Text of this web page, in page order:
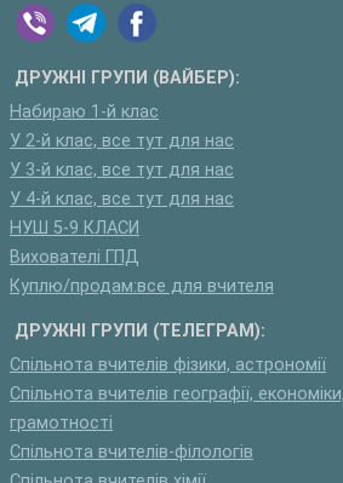
ДРУЖНІ ГРУПИ (ВАЙБЕР):
Набираю 1-й клас
У 2-й клас, все тут для нас
У 3-й клас, все тут для нас
У 4-й клас, все тут для нас
НУШ 5-9 КЛАСИ
Вихователі ГПД
Куплю/продам:все для вчителя
ДРУЖНІ ГРУПИ (ТЕЛЕГРАМ):
Спільнота вчителів фізики, астрономії
Спільнота вчителів географії,
грамотності
Спільнота вчителів-філологів